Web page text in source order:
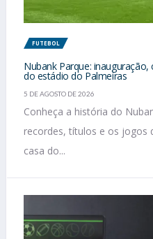
FUTEBOL
Nubank Parque:
do estádio do Palmeiras
5 DE AGOSTO DE 2026
Conheça a história do
recordes, títulos e os jogos
casa do...